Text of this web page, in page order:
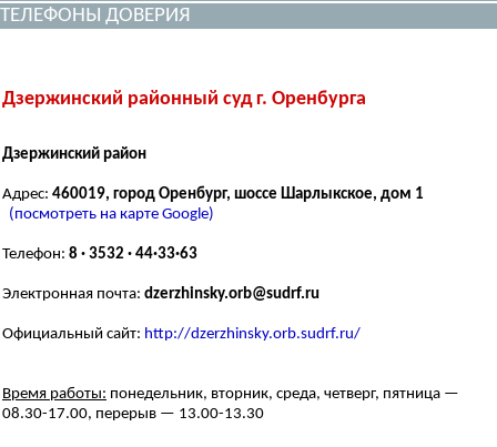
ТЕЛЕФОНЫ ДОВЕРИЯ
Дзержинский районный суд г. Оренбурга
Дзержинский район
Адрес: 460019, город Оренбург, шоссе Шарлыкское, дом 1
(посмотреть на карте Google)
Телефон: 8 · 3532 · 44·33·63
Электронная почта: dzerzhinsky.orb@sudrf.ru
Официальный сайт: http://dzerzhinsky.orb.sudrf.ru/
Время работы: понедельник, вторник, среда, четверг, пятница —
08.30-17.00, перерыв — 13.00-13.30